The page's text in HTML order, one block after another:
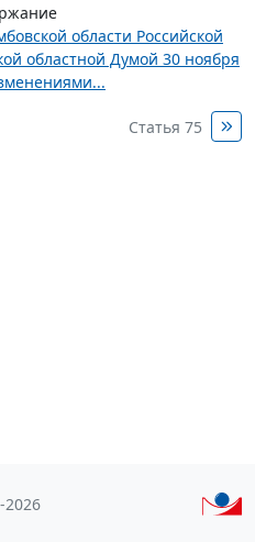
области Российской
областной Думой 30 ноября
Статья 75